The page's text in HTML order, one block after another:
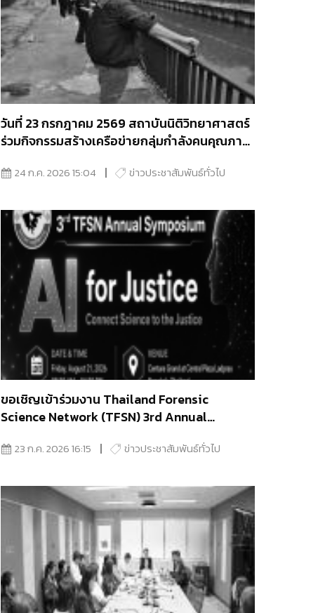
วันที่ 23 กรกฎาคม 2569 สถาบันนิติวิทยาศาสตร์
ร่วมกิจกรรมสร้างเครือข่ายกลุ่มกําลังคนคุณภาพ
เปรมประชากร”
24 ก.ค. 2026 15:04 ข่าวประชาสัมพันธ์ทั่วไป
ขอเชิญเข้าร่วมงาน Thailand Forensic
Science Network (TFSN) 3rd Annual
23 ก.ค. 2026 16:15 ข่าวประชาสัมพันธ์ทั่วไป